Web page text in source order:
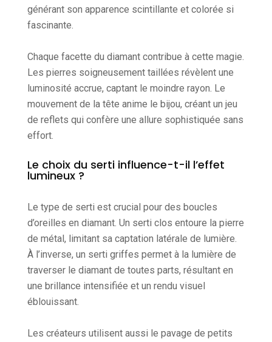
générant son apparence scintillante et colorée si
fascinante.
Chaque facette du diamant contribue à cette magie.
Les pierres soigneusement taillées révèlent une
luminosité accrue, captant le moindre rayon. Le
mouvement de la tête anime le bijou, créant un jeu
de reflets qui confère une allure sophistiquée sans
effort.
Le choix du serti influence-t-il l’effet
lumineux ?
Le type de serti est crucial pour des boucles
d’oreilles en diamant. Un serti clos entoure la pierre
de métal, limitant sa captation latérale de lumière.
À l’inverse, un serti griffes permet à la lumière de
traverser le diamant de toutes parts, résultant en
une brillance intensifiée et un rendu visuel
éblouissant.
Les créateurs utilisent aussi le pavage de petits